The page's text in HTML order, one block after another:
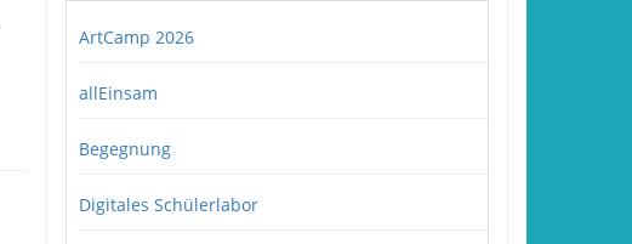
ArtCamp 2026
allEinsam
Begegnung
Digitales Schülerlabor